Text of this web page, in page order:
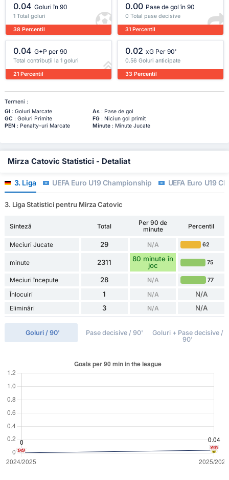
0.04 Goluri în 90
1 Total goluri
38 Percentil
0.00 Pase de gol în 90
0 Total pase decisive
31 Percentil
0.04 G+P per 90
Total contribuții la 1 goluri
21 Percentil
0.02 xG Per 90'
0.56 Goluri anticipate
33 Percentil
Termeni :
Gl : Goluri Marcate As: Pase de gol
GC : Goluri Primite FG: Niciun gol primit
PEN: Penalty-uri Marcate Minute: Minute Jucate
Mirza Catovic Statistici - Detaliat
3. Liga UEFA Euro U19 Championship UEFA Euro U19
3. Liga Statistici pentru Mirza Catovic
Sinteză Total
Per 90 de
minute
Percentil
Meciuri Jucate 29 N/A 62
minute 2311
80 minute în
joc
75
Meciuri începute 28 N/A 77
Înlocuiri 1 N/A N/A
Eliminări 3 N/A N/A
Goluri / 90' Pase decisive / 90'
Goluri + Pase decisive /
90'